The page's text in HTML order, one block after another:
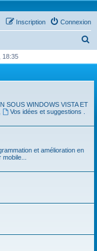
Connexion
Inscription
h
c
18:35
SOUS WINDOWS VISTA ET
Vos idées et suggestions .
et amélioration en